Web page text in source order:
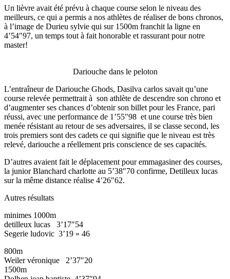
Un lièvre avait été prévu à chaque course selon le niveau des
meilleurs, ce qui a permis a nos athlètes de réaliser de bons chronos,
à l’image de Durieu sylvie qui sur 1500m franchit la ligne en
4’54″97, un temps tout à fait honorable et rassurant pour notre
master!
Dariouche dans le peloton
L’entraîneur de Dariouche Ghods, Dasilva carlos savait qu’une
course relevée permettrait à son athlète de descendre son chrono et
d’augmenter ses chances d’obtenir son billet pour les France, pari
réussi, avec une performance de 1’55″98 et une course très bien
menée résistant au retour de ses adversaires, il se classe second, les
trois premiers sont des cadets ce qui signifie que le niveau est très
relevé, dariouche a réellement pris conscience de ses capacités.
D’autres avaient fait le déplacement pour emmagasiner des courses,
la junior Blanchard charlotte au 5’38″70 confirme, Detilleux lucas
sur la même distance réalise 4’26″62.
Autres résultats
minimes 1000m
detilleux lucas 3’17″54
Segerie ludovic 3’19 » 46
800m
Weiler véronique 2’37″20
1500m